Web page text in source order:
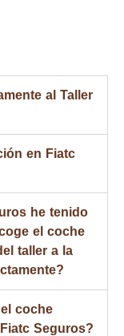
al Taller
en Fiatc
he tenido
el coche
taller a la
coche
Seguros?